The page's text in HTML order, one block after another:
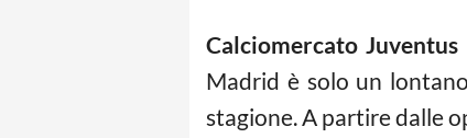
Calciomercato Juventus
Madrid è solo un
stagione. A partire dalle